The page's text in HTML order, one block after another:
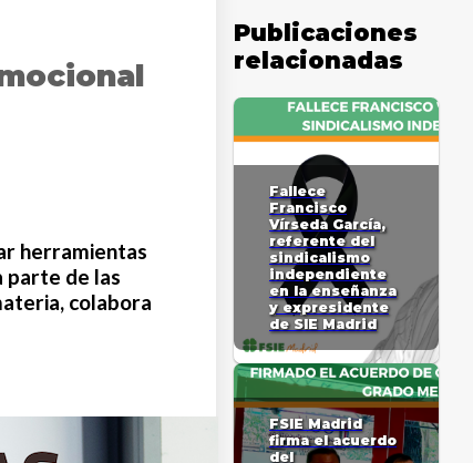
herramientas
parte de las
colabora
Publicaciones
relacionadas
Fallece
Francisco
Vírseda García,
referente del
sindicalismo
independiente
en la enseñanza
y expresidente
de SIE Madrid
FSIE Madrid
firma el acuerdo
del